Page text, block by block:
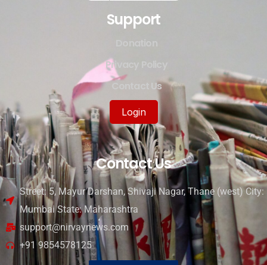
Support
Privacy Policy
Contact Us
Login
Contact Us
Street: 5, Mayur Darshan, Shivaji Nagar, Thane (west) City:
Mumbai State: Maharashtra
support@nirvaynews.com
+91 9854578125